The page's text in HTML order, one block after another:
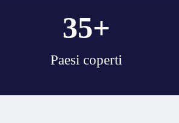
Paesi coperti
35+